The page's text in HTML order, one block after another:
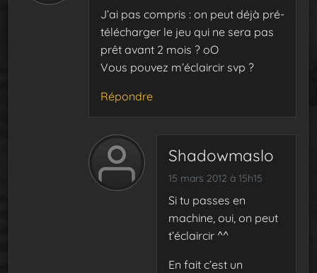
J’ai pas compris : on peut déjà pré-
télécharger le jeu qui ne sera pas
prêt avant 2 mois ? oO
Vous pouvez m’éclaircir svp ?
Répondre
Shadowmaslo
15 mars 2012 à 15h15
Si tu passes en
machine, oui, on peut
t’éclaircir ^^
En fait c’est un